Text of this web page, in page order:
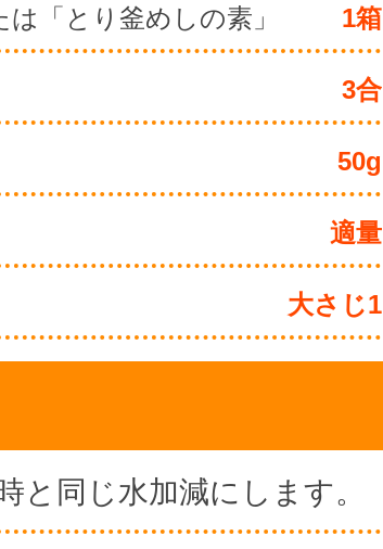
は「とり釜めしの素」 1箱
3合
50g
適量
大さじ1
と同じ水加減にします。